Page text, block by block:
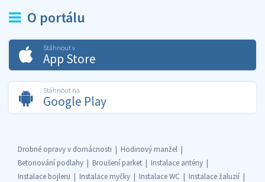
O portálu
Stáhnout v
App Store
Stáhnout na
Google Play
Drobné opravy v domácnosti
Hodinový manžel
Betonování podlahy
Broušení parket
Instalace antény
Instalace bojleru
Instalace myčky Instalace WC
Instalace žaluzií